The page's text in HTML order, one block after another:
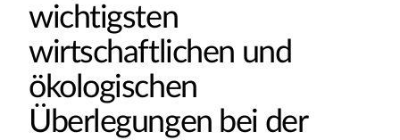
wichtigsten
wirtschaftlichen und
ökologischen
Überlegungen bei der